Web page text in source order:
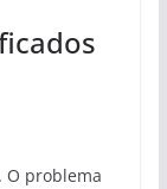
O problema